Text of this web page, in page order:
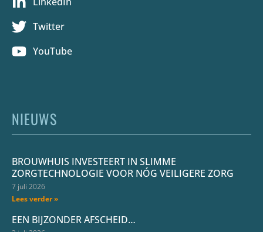
Twitter
YouTube
NIEUWS
BROUWHUIS INVESTEERT IN SLIMME
ZORGTECHNOLOGIE VOOR NÓG VEILIGERE ZORG
7 juli 2026
Lees verder »
EEN BIJZONDER AFSCHEID…